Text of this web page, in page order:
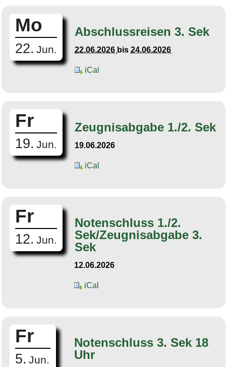
Mo
22. Jun.
Abschlussreisen 3. Sek
22.06.2026 bis24.06.2026
iCal
Fr
19. Jun.
Zeugnisabgabe 1./2. Sek
19.06.2026
iCal
Fr
12. Jun.
Notenschluss 1./2.
Sek/Zeugnisabgabe 3.
Sek
12.06.2026
iCal
Fr
5. Jun.
Notenschluss 3. Sek 18
Uhr